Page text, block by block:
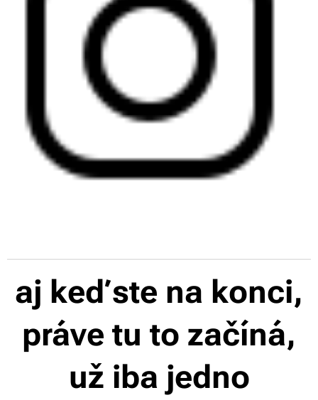
aj keď ste na konci,
práve tu to začíná,
už iba jedno